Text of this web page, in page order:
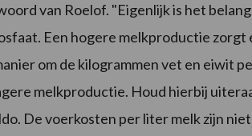
van Roelof. "Eigenlijk is het
Een hogere melkproductie zorgt
om de kilogrammen vet en eiwit
melkproductie. Houd hierbij
De voerkosten per liter melk zijn